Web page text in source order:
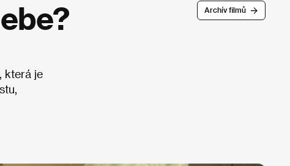
Archív filmů
která je